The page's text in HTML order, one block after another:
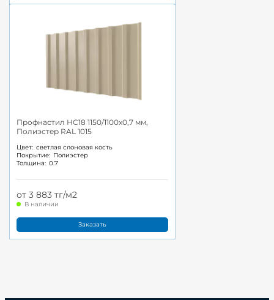
Профнастил НС18 1150/1100x0,7 мм,
Полиэстер RAL 1015
Цвет: светлая слоновая кость
Покрытие: Полиэстер
Толщина: 0.7
от 3 883 тг/м2
В наличии
Заказать